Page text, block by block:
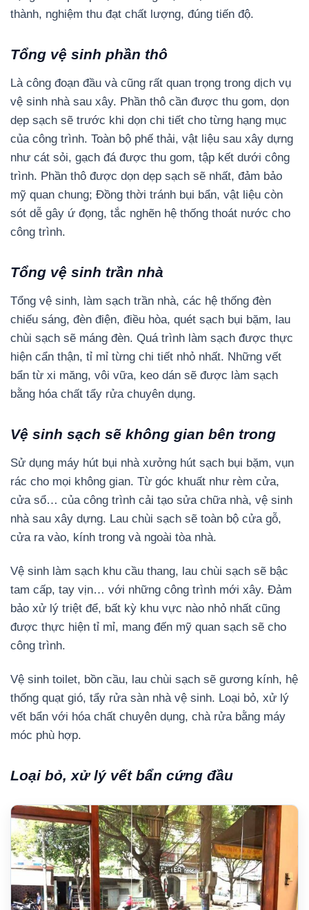
thành, nghiệm thu đạt chất lượng, đúng tiến độ.
Tổng vệ sinh phần thô
Là công đoạn đầu và cũng rất quan trọng trong dịch vụ
vệ sinh nhà sau xây. Phần thô cần được thu gom, dọn
dẹp sạch sẽ trước khi dọn chi tiết cho từng hạng mục
của công trình. Toàn bộ phế thải, vật liệu sau xây dựng
như cát sỏi, gạch đá được thu gom, tập kết dưới công
trình. Phần thô được dọn dẹp sạch sẽ nhất, đảm bảo
mỹ quan chung; Đồng thời tránh bụi bẩn, vật liệu còn
sót dễ gây ứ đọng, tắc nghẽn hệ thống thoát nước cho
công trình.
Tổng vệ sinh trần nhà
Tổng vệ sinh, làm sạch trần nhà, các hệ thống đèn
chiếu sáng, đèn điện, điều hòa, quét sạch bụi bặm, lau
chùi sạch sẽ máng đèn. Quá trình làm sạch được thực
hiện cẩn thận, tỉ mỉ từng chi tiết nhỏ nhất. Những vết
bẩn từ xi măng, vôi vữa, keo dán sẽ được làm sạch
bằng hóa chất tẩy rửa chuyên dụng.
Vệ sinh sạch sẽ không gian bên trong
Sử dụng máy hút bụi nhà xưởng hút sạch bụi bặm, vụn
rác cho mọi không gian. Từ góc khuất như rèm cửa,
cửa sổ… của công trình cải tạo sửa chữa nhà, vệ sinh
nhà sau xây dựng. Lau chùi sạch sẽ toàn bộ cửa gỗ,
cửa ra vào, kính trong và ngoài tòa nhà.
Vệ sinh làm sạch khu cầu thang, lau chùi sạch sẽ bậc
tam cấp, tay vịn… với những công trình mới xây. Đảm
bảo xử lý triệt để, bất kỳ khu vực nào nhỏ nhất cũng
được thực hiện tỉ mỉ, mang đến mỹ quan sạch sẽ cho
công trình.
Vệ sinh toilet, bồn cầu, lau chùi sạch sẽ gương kính, hệ
thống quạt gió, tẩy rửa sàn nhà vệ sinh. Loại bỏ, xử lý
vết bẩn với hóa chất chuyên dụng, chà rửa bằng máy
móc phù hợp.
Loại bỏ, xử lý vết bẩn cứng đầu